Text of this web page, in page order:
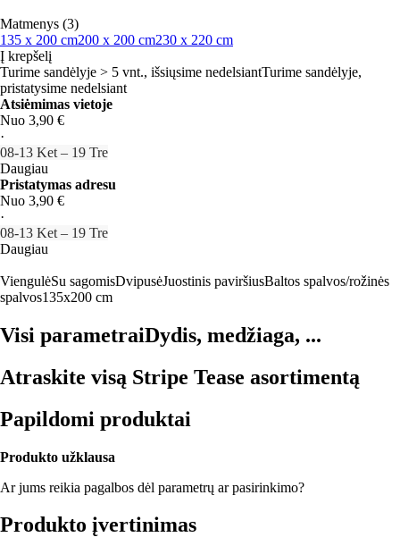
Matmenys (3)
135 x 200 cm200 x 200 cm230 x 220 cm
Į krepšelį
Turime sandėlyje > 5 vnt., išsiųsime nedelsiantTurime sandėlyje,
pristatysime nedelsiant
Atsiėmimas vietoje
Nuo 3,90 €
·
08‑13 Ket – 19 Tre
Daugiau
Pristatymas adresu
Nuo 3,90 €
·
08‑13 Ket – 19 Tre
Daugiau
ViengulėSu sagomisDvipusėJuostinis paviršiusBaltos spalvos/rožinės
spalvos135x200 cm
Visi parametraiDydis, medžiaga, ...
Atraskite visą Stripe Tease asortimentą
Papildomi produktai
Produkto užklausa
Ar jums reikia pagalbos dėl parametrų ar pasirinkimo?
Produkto įvertinimas